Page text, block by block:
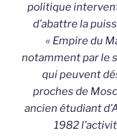
politique
d’abattre la
« Empire du
notamment par le
qui peuvent
proches de
ancien étudiant
1982